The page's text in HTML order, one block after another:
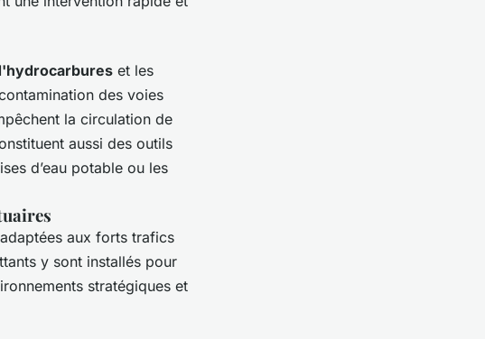
et les
des voies
la circulation de
aussi des outils
d’eau potable ou les
adaptées aux forts trafics
y sont installés pour
stratégiques et